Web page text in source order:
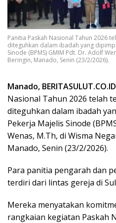
Panitia Paskah Nasional Tahun 2026
diteguhkan dalam ibadah yang
Sinode (BPMS) GMIM Pdt. Dr. Adolf
Beringin, Manado, Senin (23/2/2026).
Manado,
Nasional Tahun 2026 telah
diteguhkan dalam ibadah
Pekerja Majelis Sinode
Wenas, M.Th, di Wisma
Manado, Senin (23/2/2026).
Para panitia pengarah dan
terdiri dari lintas gereja di
Mereka menyatakan
rangkaian kegiatan Paskah